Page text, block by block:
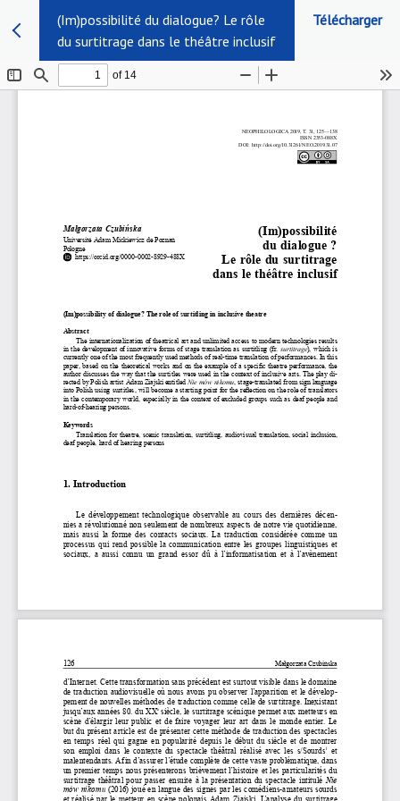
(Im)possibilité du dialogue? Le rôle
du surtitrage dans le théâtre inclusif
Télécharger